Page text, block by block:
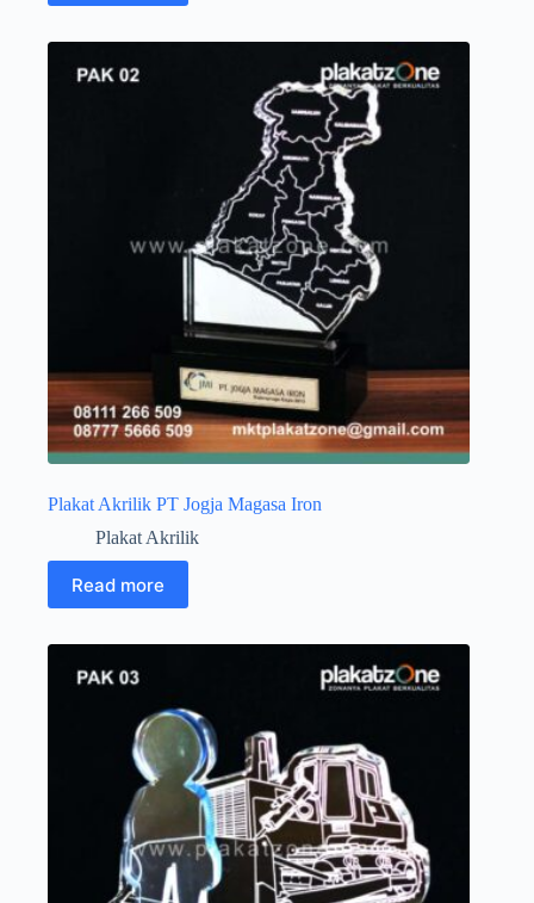
Plakat Akrilik PT Jogja Magasa Iron
Plakat Akrilik
Read more